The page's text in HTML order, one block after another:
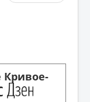
Кривое-